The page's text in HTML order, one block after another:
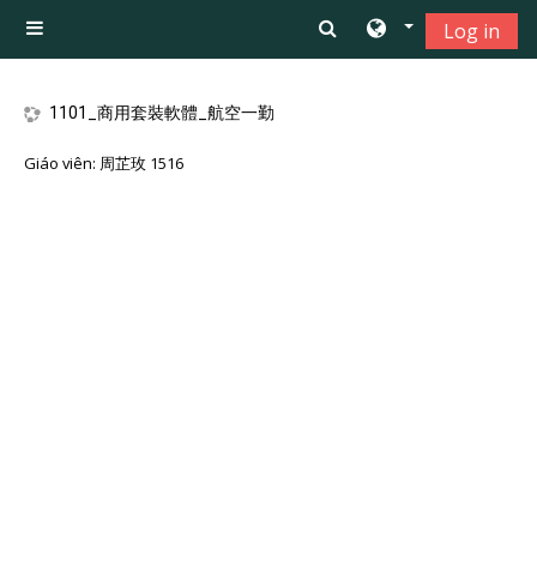
Bảng điều khiển cạnh
Log in
1101_商用套裝軟體_航空一勤
Giáo viên: 周芷玫 1516